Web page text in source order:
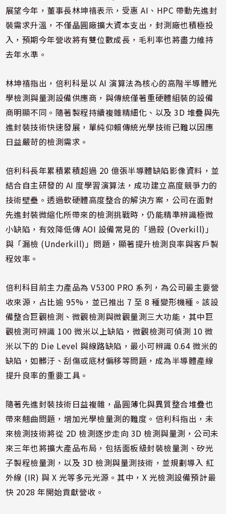
展望今年，董事長林坤禧表示，受惠 AI、HPC 帶動先進封
裝需求升溫，不僅晶圓廠擴大資本支出，封測廠也積極投
入，預期今年營收將有雙位數成長，毛利率也將盡力維持
去年水準。
林坤禧指出，倍利科是以 AI 演算法為核心的高階半導體光
學檢測與量測設備供應商，與傳統僅著重硬體組裝的設備
商明顯不同。隨著製程持續複雜精細化、以及 3D 堆疊與先
進封裝技術快速發展，單純仰賴傳統光學技術已難以因應
日益嚴苛的檢測需求。
倍利科長年累積累積超過 20 億張半導體缺陷影像資料，並
結合自主研發的 AI 度學習演算法，成功建立高度競爭力的
技術壁壘。透過軟硬體高度整合的解決方案，公司在面對
先進封裝微縮化所帶來的檢測挑戰時，仍能精準辨識極微
小缺陷，有效降低傳 AOI 設備常見的「過殺 (Overkill)」
與「漏檢 (Underkill)」問題，顯著提升檢測良率與客戶製
程效率。
倍利科目前主力產品為 V5300 PRO 系列，為公司最主要營
收來源，占比逾 95%，並已推出 7 至 8 種變形機種。該設
備整合巨觀檢測、微觀檢測與微觀量測三大功能，其中巨
觀檢測可辨識 100 微米以上缺陷，微觀檢測可偵測 10 微
米以下的 Die Level 與線路缺陷，最小可辨識 0.64 微米的
缺陷，如髒汙、刮傷或底材偏移等問題，成為半導體產線
提升良率的重要工具。
隨著先進封裝技術日益複雜，晶圓薄化與異質整合堆疊也
帶來翹曲問題，增加光學檢量測的難度。倍利科指出，未
來檢測技術將從 2D 檢測逐步走向 3D 檢測與量測，公司未
來三年也將擴大產品布局，包括面板級封裝檢量測、矽光
子製程檢量測，以及 3D 檢測與量測技術，並規劃導入 紅
外線 (IR) 與 X 光等多元光源。其中，X 光檢測設備預計最
快 2028 年開始貢獻營收。